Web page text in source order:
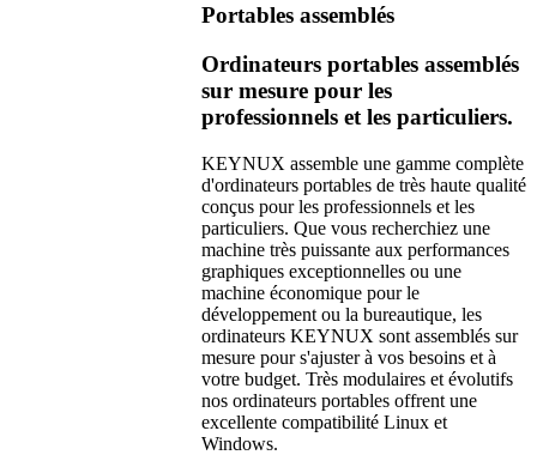
Portables assemblés
Ordinateurs portables assemblés
sur mesure pour les
professionnels et les particuliers.
KEYNUX assemble une gamme complète
d'ordinateurs portables de très haute qualité
conçus pour les professionnels et les
particuliers. Que vous recherchiez une
machine très puissante aux performances
graphiques exceptionnelles ou une
machine économique pour le
développement ou la bureautique, les
ordinateurs KEYNUX sont assemblés sur
mesure pour s'ajuster à vos besoins et à
votre budget. Très modulaires et évolutifs
nos ordinateurs portables offrent une
excellente compatibilité Linux et
Windows.